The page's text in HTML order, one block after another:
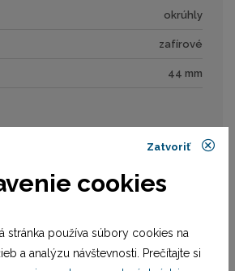
okrúhly
zafírové
44 mm
náramok oceľ
Zatvoriť
cookies
stránka používa súbory cookies na
a analýzu návštevnosti. Prečítajte si